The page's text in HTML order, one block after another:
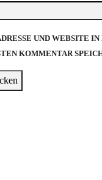
UND WEBSITE IN
KOMMENTAR